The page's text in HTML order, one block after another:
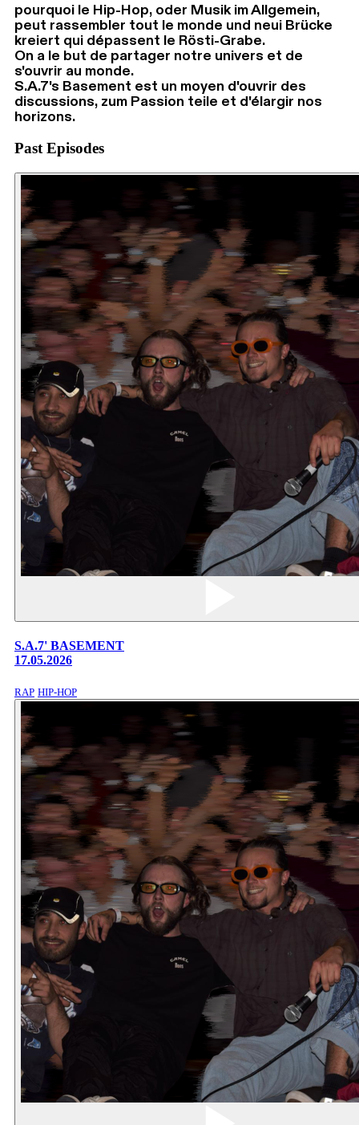
pourquoi le Hip-Hop, oder Musik im Allgemein,
peut rassembler tout le monde und neui Brücke
kreiert qui dépassent le Rösti-Grabe.
On a le but de partager notre univers et de
s'ouvrir au monde.
S.A.7's Basement est un moyen d'ouvrir des
discussions, zum Passion teile et d'élargir nos
horizons.
Past Episodes
S.A.7' BASEMENT
17.05.2026
RAP HIP-HOP